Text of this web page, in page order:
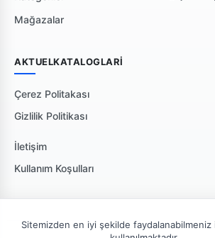
Mağazalar
AKTUELKATALOGLARI
Çerez Politakası
Gizlilik Politikası
İletişim
Kullanım Koşulları
Sitemizden en iyi şekilde